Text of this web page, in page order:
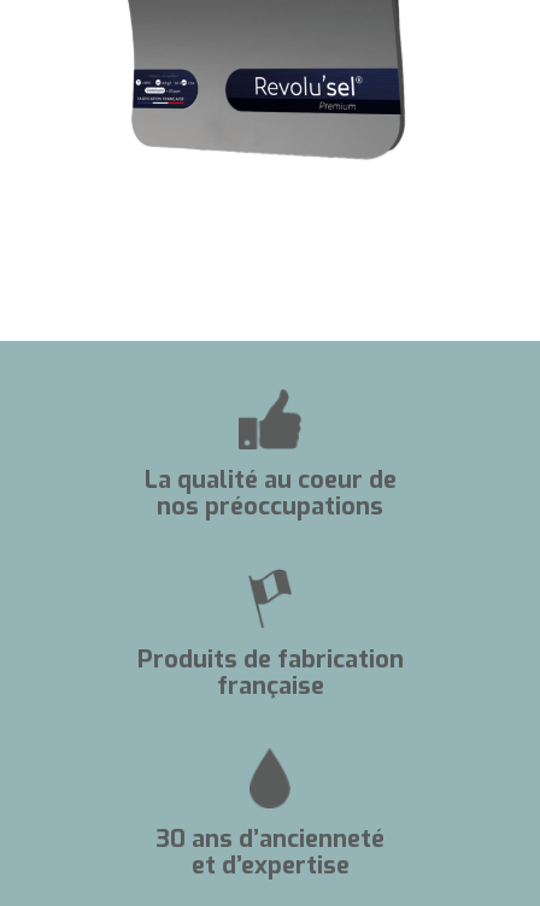
La qualité au coeur de
nos préoccupations
Produits de fabrication
française
30 ans d’ancienneté
et d’expertise